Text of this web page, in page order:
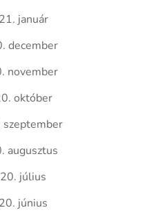
január
december
november
október
augusztus
július
június